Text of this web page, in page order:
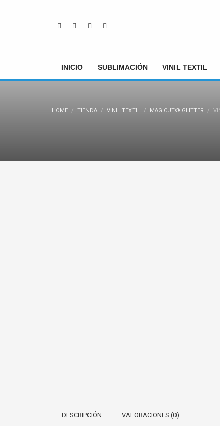
INICIO SUBLIMACIÓN VINIL TEXTIL
HOME TIENDA VINIL TEXTIL MAGICUT® GLITTER
DESCRIPCIÓN VALORACIONES (0)